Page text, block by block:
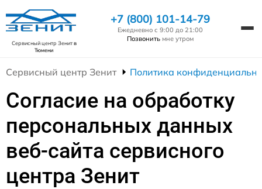
Сервисный центр Зенитв
Тюмени
+7 (800) 101-14-79
Ежедневно с 9:00 до 21:00
Позвонить мне утром
Сервисный центр Зенит Политика
Согласие на обработку
персональных данных
веб-сайта сервисного
центра Зенит